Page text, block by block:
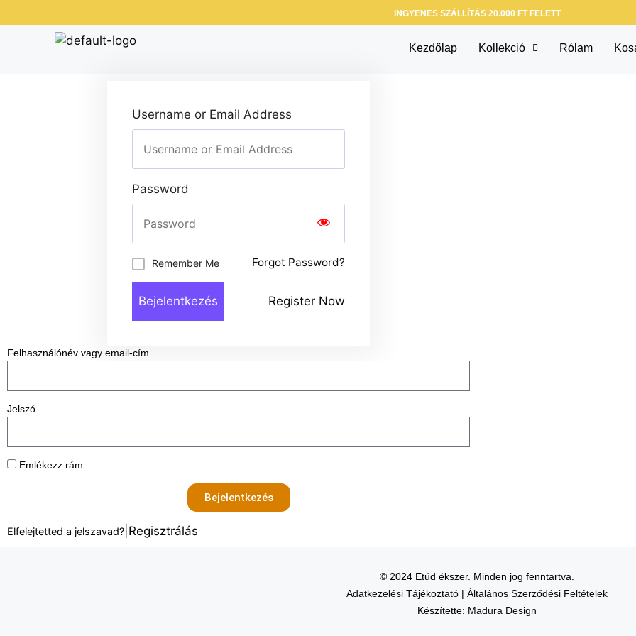
INGYENES SZÁLLÍTÁS 20.000 FT FELETT
Kezdőlap Kollekció Rólam
Username or Email Address
Password
Remember Me Forgot Password?
Bejelentkezés Register Now
Felhasználónév vagy email-cím
Jelszó
Emlékezz rám
Bejelentkezés
Elfelejtetted a jelszavad? Regisztrálás
© 2024 Etűd ékszer. Minden jog fenntartva.
Adatkezelési Tájékoztató| Általános Szerződési Feltételek
Készítette: Madura Design